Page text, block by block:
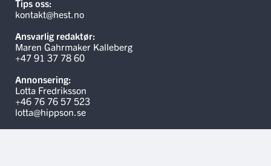
Tips oss:
kontakt@hest.no
Ansvarlig redaktør:
Maren Gahrmaker Kalleberg
+47 91 37 78 60
Annonsering:
Lotta Fredriksson
+46 76 76 57 523
lotta@hippson.se